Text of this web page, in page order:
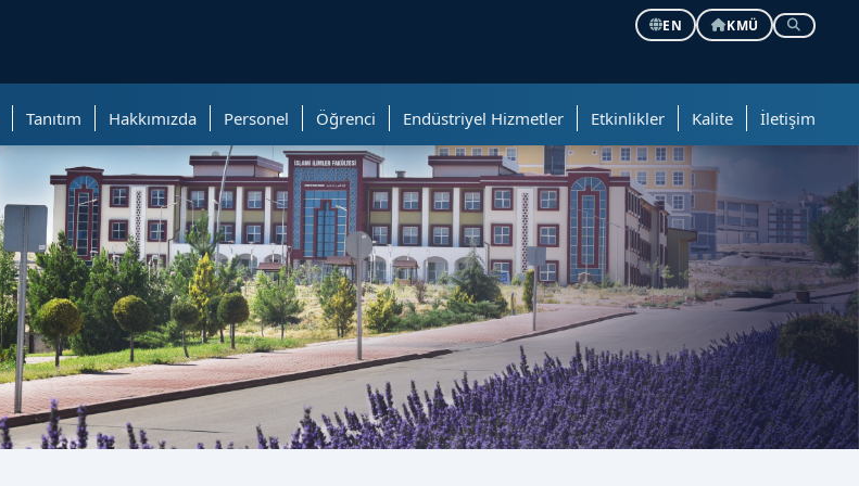
EN
KMÜ
Tanıtım Hakkımızda Personel Öğrenci Endüstriyel Hizmetler Etkinlikler Kalite İletişim